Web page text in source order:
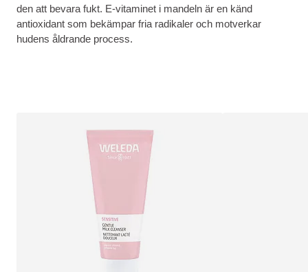
den att bevara fukt. E-vitaminet i mandeln är en känd
antioxidant som bekämpar fria radikaler och motverkar
hudens åldrande process.